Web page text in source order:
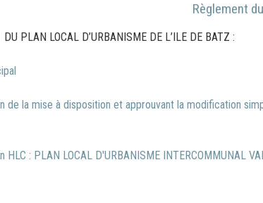
Règlement
PLAN LOCAL D’URBANISME DE L’ILE DE BATZ :
de la mise à disposition et approuvant la modification
HLC : PLAN LOCAL D'URBANISME INTERCOMMUNAL